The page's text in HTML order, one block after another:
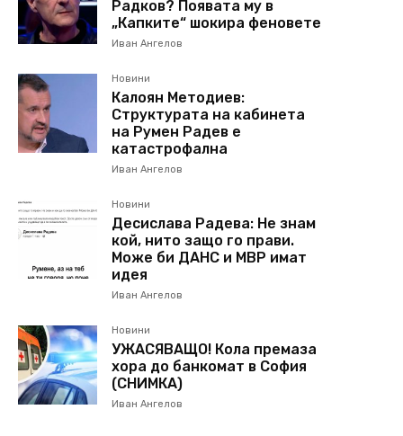
Радков? Появата му в
„Капките“ шокира феновете
Иван Ангелов
Новини
Калоян Методиев:
Структурата на кабинета
на Румен Радев е
катастрофална
Иван Ангелов
Новини
Десислава Радева: Не знам
кой, нито защо го прави.
Може би ДАНС и МВР имат
идея
Иван Ангелов
Новини
УЖАСЯВАЩО! Кола премаза
хора до банкомат в София
(СНИМКА)
Иван Ангелов